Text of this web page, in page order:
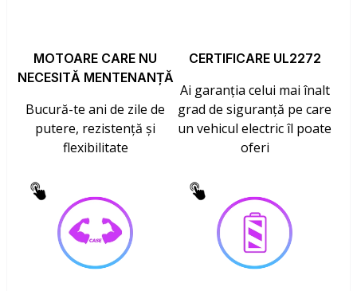
MOTOARE CARE NU
NECESITĂ MENTENANȚĂ
Bucură-te ani de zile de
putere, rezistență și
flexibilitate
CERTIFICARE UL2272
Ai garanția celui mai înalt
grad de siguranță pe care
un vehicul electric îl poate
oferi